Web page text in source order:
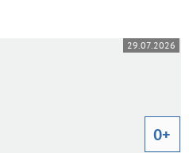
29.07.2026
0+